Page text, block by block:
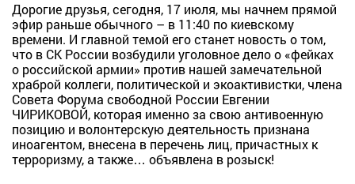
Дорогие друзья, сегодня, 17 июля, мы начнем прямой
эфир раньше обычного – в 11:40 по киевскому
времени. И главной темой его станет новость о том,
что в СК России возбудили уголовное дело о «фейках
о российской армии» против нашей замечательной
храброй коллеги, политической и экоактивистки, члена
Совета Форума свободной России Евгении
ЧИРИКОВОЙ, которая именно за свою антивоенную
позицию и волонтерскую деятельность признана
иноагентом, внесена в перечень лиц, причастных к
терроризму, а также… объявлена в розыск!